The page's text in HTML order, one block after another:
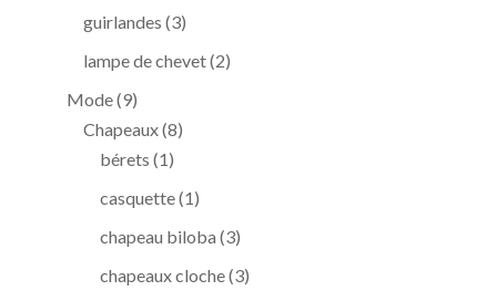
guirlandes 33
produits
lampe de chevet 22
Mode 99
produits
Chapeaux 88
bérets 11
produit
casquette 11
produit
chapeau biloba 33
produits
chapeaux cloche 33